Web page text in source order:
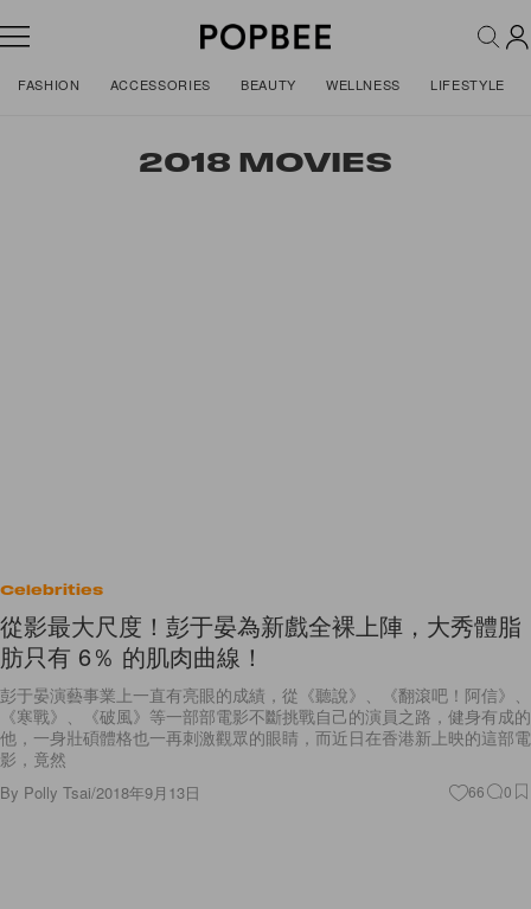
FASHION ACCESSORIES BEAUTY WELLNESS LIFESTYLE
2018 MOVIES
Celebrities
從影最大尺度！彭于晏為新戲全裸上陣，大秀體脂
肪只有 6％ 的肌肉曲線！
彭于晏演藝事業上一直有亮眼的成績，從《聽說》、《翻滾吧！阿信》、
《寒戰》、《破風》等一部部電影不斷挑戰自己的演員之路，健身有成的
他，一身壯碩體格也一再刺激觀眾的眼睛，而近日在香港新上映的這部電
影，竟然
By Polly Tsai/2018年9月13日 66 0